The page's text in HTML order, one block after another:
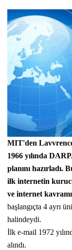
MIT'den
1966 yılında
planını hazırladı.
ilk internetin
ve internet
başlangıçta 4 ayrı
halindeydi.
İlk e-mail 1972
alındı.